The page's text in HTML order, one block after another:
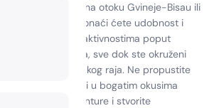
Bilo da kampirate na otoku Gvineje-Bisau ili
dragulje, pronaći ćete udobnost i
koraku. Uživajte u aktivnostima poput
i pješačenja, sve dok ste okruženi
ovog zapadnoafričkog raja. Ne propustite
atrakcije i uživati u bogatim okusima
Prigrlite duh avanture i stvorite